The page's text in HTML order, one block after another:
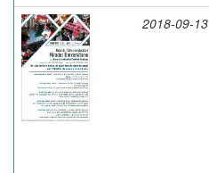
2018-09-13